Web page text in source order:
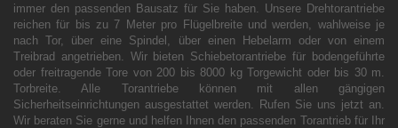
immer den passenden Bausatz für Sie haben. Unsere Drehtorantriebe
reichen für bis zu 7 Meter pro Flügelbreite und werden, wahlweise je
nach Tor, über eine Spindel, über einen Hebelarm oder von einem
Treibrad angetrieben. Wir bieten Schiebetorantriebe für bodengeführte
oder freitragende Tore von 200 bis 8000 kg Torgewicht oder bis 30 m.
Torbreite. Alle Torantriebe können mit allen gängigen
Sicherheitseinrichtungen ausgestattet werden. Rufen Sie uns jetzt an.
Wir beraten Sie gerne und helfen Ihnen den passenden Torantrieb für Ihr